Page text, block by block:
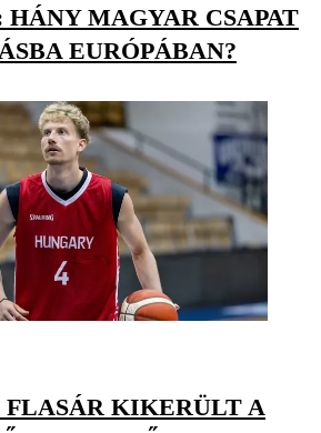
MAGYAR CSAPAT
EURÓPÁBAN?
FLASÁR KIKERÜLT A